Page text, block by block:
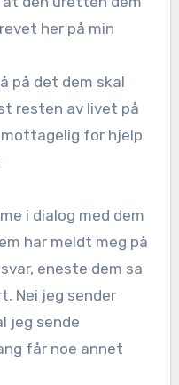
her på min
på det dem skal
resten av livet på
mottagelig for hjelp
i dialog med dem
har meldt meg på
eneste dem sa
Nei jeg sender
jeg sende
får noe annet